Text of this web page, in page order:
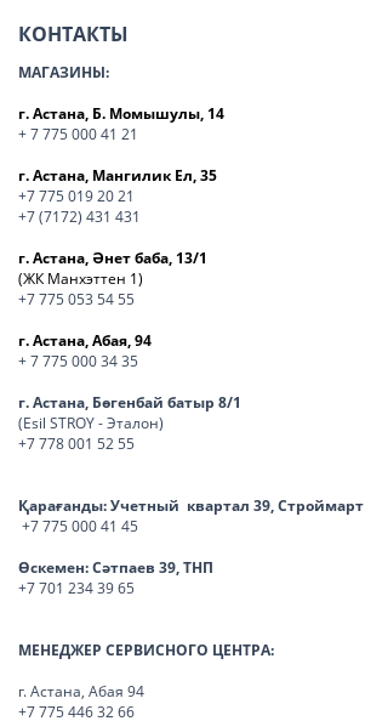
КОНТАКТЫ
МАГАЗИНЫ:
г. Астана, Б. Момышулы, 14
+ 7 775 000 41 21
г. Астана, Мангилик Ел, 35
+7 775 019 20 21
+7 (7172) 431 431
г. Астана, Әнет баба, 13/1
(ЖК Манхэттен 1)
+7 775 053 54 55
г. Астана, Абая, 94
+ 7 775 000 34 35
г. Астана, Бөгенбай батыр 8/1
(Esil STROY - Эталон)
+7 778 001 52 55
Қарағанды:Учетный квартал 39, Строймарт
+7 775 000 41 45
Өскемен:Сәтпаев 39, ТНП
+7 701 234 39 65
МЕНЕДЖЕР СЕРВИСНОГО ЦЕНТРА:
г. Астана, Абая 94
+7 775 446 32 66